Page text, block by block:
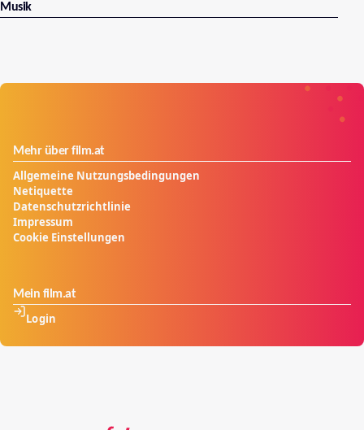
Musik
Mehr über film.at
Allgemeine Nutzungsbedingungen
Netiquette
Datenschutzrichtlinie
Impressum
Cookie Einstellungen
Mein film.at
Login